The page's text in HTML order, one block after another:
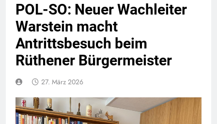
POL-SO: Neuer Wachleiter
Warstein macht
Antrittsbesuch beim
Rüthener Bürgermeister
27. März 2026